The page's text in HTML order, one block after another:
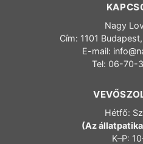
Nagy
Cím: 1101
E-mail:
Tel: 06-70-
Hétfő:
(Az
K–P: